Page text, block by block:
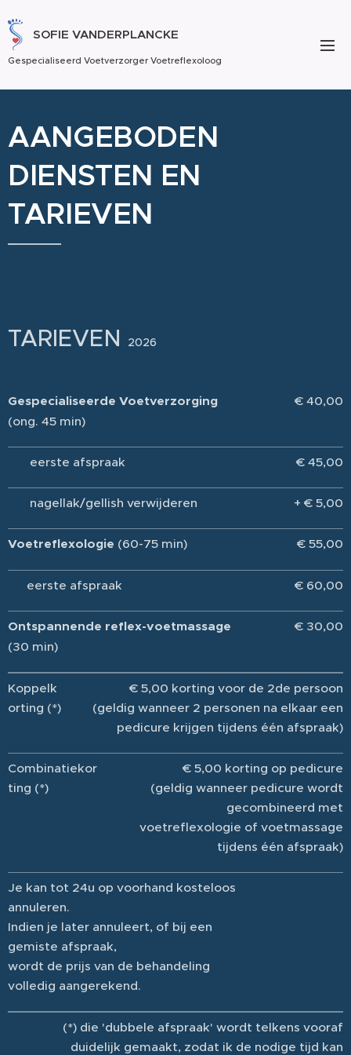
SOFIE VANDERPLANCKE
Gespecialiseerd Voetverzorger Voetreflexoloog
AANGEBODEN
DIENSTEN EN
TARIEVEN
TARIEVEN 2026
Gespecialiseerde Voetverzorging
(ong. 45 min)
€ 40,00
eerste afspraak € 45,00
nagellak/gellish verwijderen + € 5,00
Voetreflexologie (60-75 min) € 55,00
eerste afspraak € 60,00
Ontspannende reflex-voetmassage
(30 min)
€ 30,00
Koppelk
orting (*)
€ 5,00 korting voor de 2de persoon
(geldig wanneer 2 personen na elkaar een
pedicure krijgen tijdens één afspraak)
Combinatiekor
ting (*)
€ 5,00 korting op pedicure
(geldig wanneer pedicure wordt
gecombineerd met
voetreflexologie of voetmassage
tijdens één afspraak)
Je kan tot 24u op voorhand kosteloos
annuleren.
Indien je later annuleert, of bij een
gemiste afspraak,
wordt de prijs van de behandeling
volledig aangerekend.
(*) die 'dubbele afspraak' wordt telkens vooraf
duidelijk gemaakt, zodat ik de nodige tijd kan